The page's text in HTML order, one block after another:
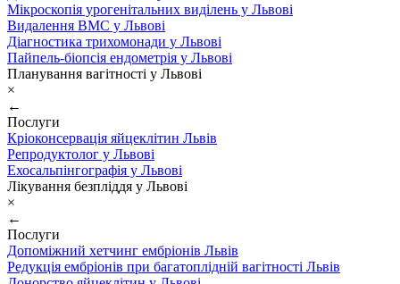
Мікроскопія урогенітальних виділень у Львові
Видалення ВМС у Львові
Діагностика трихомонади у Львові
Пайпель-біопсія ендометрія у Львові
Планування вагітності у Львові
×
←
Послуги
Кріоконсервація яйцеклітин Львів
Репродуктолог у Львові
Ехосальпінгографія у Львові
Лікування безпліддя у Львові
×
←
Послуги
Допоміжний хетчинг ембріонів Львів
Редукція ембріонів при багатоплідній вагітності Львів